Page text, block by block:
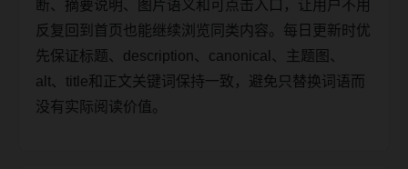
断、摘要说明、图片语义和可点击入口，让用户不用
反复回到首页也能继续浏览同类内容。每日更新时优
先保证标题、description、canonical、主题图、
alt、title和正文关键词保持一致，避免只替换词语而
没有实际阅读价值。